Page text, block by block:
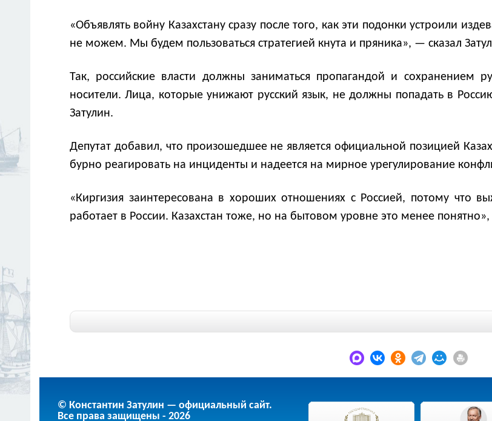
«Объявлять войну Казахстану сразу после того, как эти подонки устроили
не можем. Мы будем пользоваться стратегией кнута и пряника», — сказал
Так, российские власти должны заниматься пропагандой и сохранением
носители. Лица, которые унижают русский язык, не должны попадать в
Затулин.
Депутат добавил, что произошедшее не является официальной позицией
бурно реагировать на инциденты и надеется на мирное урегулирование
«Киргизия заинтересована в хороших отношениях с Россией, потому что
работает в России. Казахстан тоже, но на бытовом уровне это менее
© Константин Затулин — официальный сайт.
Все права защищены - 2026